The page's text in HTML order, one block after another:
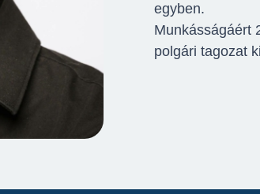
egyben.
Munkásságáért
polgári tagozat